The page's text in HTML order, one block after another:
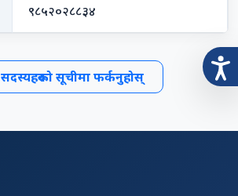
९८५२०२८८३४
सदस्यहरूको सूचीमा फर्कनुहोस्